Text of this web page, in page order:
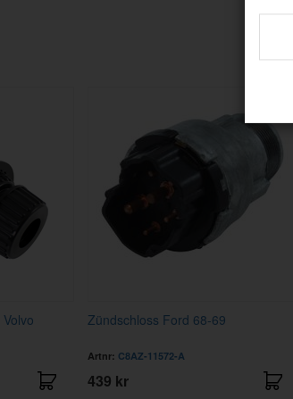
Zündschloss Ford 68-69
Artnr: C8AZ-11572-A
439 kr